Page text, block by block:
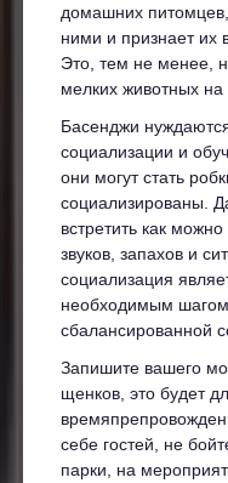
домашних
ними и признает их
Это, тем не менее,
мелких животных на
Басенджи
социализации и
они могут стать
социализированы.
встретить как
звуков, запахов и
социализация
необходимым
сбалансированной
Запишите вашего
щенков, это будет
себе гостей, не
парки, на